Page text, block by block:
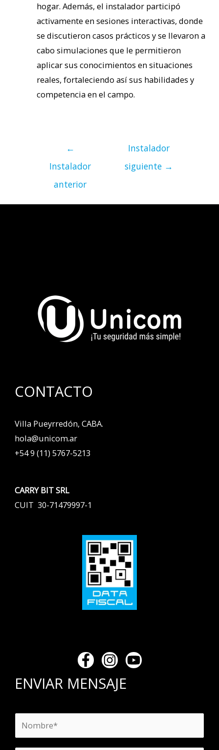
hogar. Además, el instalador participó
activamente en sesiones interactivas, donde
se discutieron casos prácticos y se llevaron a
cabo simulaciones que le permitieron
aplicar sus conocimientos en situaciones
reales, fortaleciendo así sus habilidades y
competencia en el campo.
←
Instalador
anterior
Instalador
siguiente →
CONTACTO
Villa Pueyrredón, CABA.
hola@unicom.ar
+54 9 (11) 5767-5213
CARRY BIT SRL
CUIT 30-71479997-1
ENVIAR MENSAJE
o